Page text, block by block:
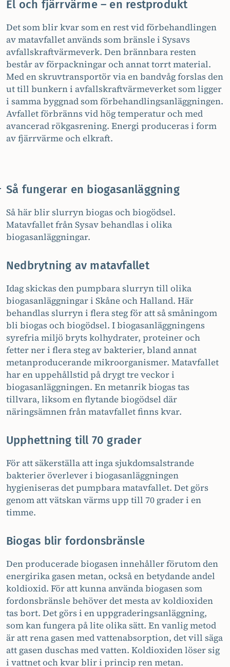
El och fjärrvärme – en restprodukt
Det som blir kvar som en rest vid förbehandlingen
av matavfallet används som bränsle i Sysavs
avfallskraftvärmeverk. Den brännbara resten
består av förpackningar och annat torrt material.
Med en skruvtransportör via en bandvåg forslas den
ut till bunkern i avfallskraftvärmeverket som ligger
i samma byggnad som förbehandlingsanläggningen.
Avfallet förbränns vid hög temperatur och med
avancerad rökgasrening. Energi produceras i form
av fjärrvärme och elkraft.
Så fungerar en biogasanläggning
Så här blir slurryn biogas och biogödsel.
Matavfallet från Sysav behandlas i olika
biogasanläggningar.
Nedbrytning av matavfallet
Idag skickas den pumpbara slurryn till olika
biogasanläggningar i Skåne och Halland. Här
behandlas slurryn i flera steg för att så småningom
bli biogas och biogödsel. I biogasanläggningens
syrefria miljö bryts kolhydrater, proteiner och
fetter ner i flera steg av bakterier, bland annat
metanproducerande mikroorganismer. Matavfallet
har en uppehållstid på drygt tre veckor i
biogasanläggningen. En metanrik biogas tas
tillvara, liksom en flytande biogödsel där
näringsämnen från matavfallet finns kvar.
Upphettning till 70 grader
För att säkerställa att inga sjukdomsalstrande
bakterier överlever i biogasanläggningen
hygieniseras det pumpbara matavfallet. Det görs
genom att vätskan värms upp till 70 grader i en
timme.
Biogas blir fordonsbränsle
Den producerade biogasen innehåller förutom den
energirika gasen metan, också en betydande andel
koldioxid. För att kunna använda biogasen som
fordonsbränsle behöver det mesta av koldioxiden
tas bort. Det görs i en uppgraderingsanläggning,
som kan fungera på lite olika sätt. En vanlig metod
är att rena gasen med vattenabsorption, det vill säga
att gasen duschas med vatten. Koldioxiden löser sig
i vattnet och kvar blir i princip ren metan.